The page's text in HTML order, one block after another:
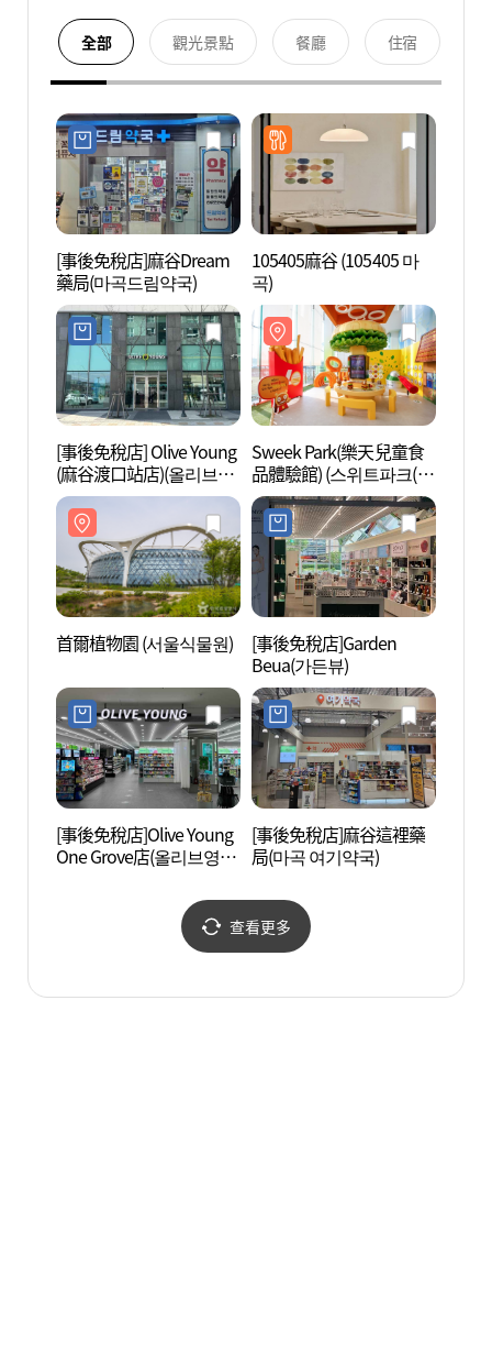
全部 觀光景點 餐廳 住宿
[事後免稅店]麻谷Dream
藥局(마곡드림약국)
105405麻谷 (105405 마
곡)
[事後免稅店] Olive Young
(麻谷渡口站店)(올리브영
마곡나루역점)
Sweek Park(樂天兒童食
品體驗館) (스위트파크(롯
데어린이식품체험관))
首爾植物園 (서울식물원)
[事後免稅店]Garden
Beua(가든뷰)
[事後免稅店]Olive Young
One Grove店(올리브영 원
[事後免稅店]麻谷這裡藥
局(마곡 여기약국)
查看更多